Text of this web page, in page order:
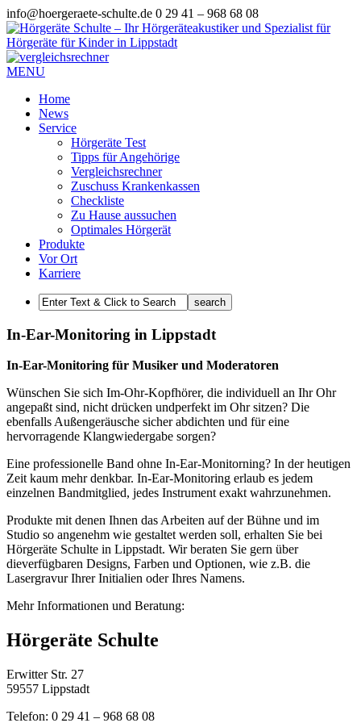
info@hoergeraete-schulte.de 0 29 41 – 968 68 08
MENU
Home
News
Service
Hörgeräte Test
Tipps für Angehörige
Vergleichsrechner
Zuschuss Krankenkassen
Checkliste
Zu Hause aussuchen
Optimales Hörgerät
Produkte
Vor Ort
Karriere
In-Ear-Monitoring in Lippstadt
In-Ear-Monitoring für Musiker und Moderatoren
Wünschen Sie sich Im-Ohr-Kopfhörer, die individuell an Ihr Ohr
angepaßt sind, nicht drücken undperfekt im Ohr sitzen? Die
ebenfalls Außengeräusche sicher abdichten und für eine
hervorragende Klangwiedergabe sorgen?
Eine professionelle Band ohne In-Ear-Monitorning? In der heutigen
Zeit kaum mehr denkbar. In-Ear-Monitoring erlaub es jedem
einzelnen Bandmitglied, jedes Instrument exakt wahrzunehmen.
Produkte mit denen Ihnen das Arbeiten auf der Bühne und im
Studio so angenehm wie gestaltet werden soll, erhalten Sie bei
Hörgeräte Schulte in Lippstadt. Wir beraten Sie gern über
dieverfügbaren Designs, Farben und Optionen, wie z.B. die
Lasergravur Ihrer Initialien oder Ihres Namens.
Mehr Informationen und Beratung:
Hörgeräte Schulte
Erwitter Str. 27
59557 Lippstadt
Telefon: 0 29 41 – 968 68 08